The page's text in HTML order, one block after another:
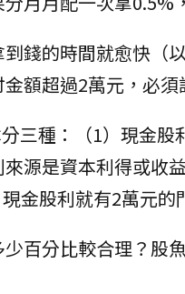
錢的時間就愈快（
額超過2萬元，必須
三種：（1）現金
源是資本利得或收
金股利就有2萬元的
百分比較合理？股